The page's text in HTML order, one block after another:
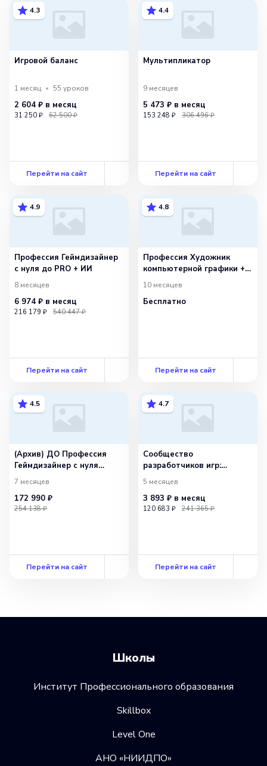
4.3
Игровой баланс
1 месяц 55 уроков
2 604 ₽ в месяц
31 250 ₽ 62 500 ₽
Перейти на сайт
4.4
Мультипликатор
9 месяцев
5 473 ₽ в месяц
153 248 ₽ 306 496 ₽
Перейти на сайт
4.9
Профессия Геймдизайнер
с нуля до PRO + ИИ
8 месяцев
6 974 ₽ в месяц
216 179 ₽ 540 447 ₽
Перейти на сайт
4.8
Профессия Художник
компьютерной графики +
ИИ
10 месяцев
Бесплатно
Перейти на сайт
4.5
(Архив) ДО Профессия
Геймдизайнер с нуля
до PRO
7 месяцев
172 990 ₽
254 138 ₽
Перейти на сайт
4.7
Сообщество
разработчиков игр:
создавайте игры вместе
5 месяцев
3 893 ₽ в месяц
120 683 ₽ 241 365 ₽
Перейти на сайт
Школы
Институт Профессионального образования
Skillbox
Level One
АНО «НИИДПО»